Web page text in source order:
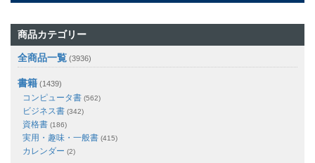
商品カテゴリー
全商品一覧 (3936)
書籍 (1439)
コンピュータ書 (562)
ビジネス書 (342)
資格書 (186)
実用・趣味・一般書 (415)
カレンダー (2)